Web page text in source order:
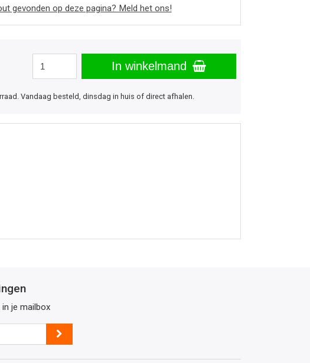
gevonden op deze pagina? Meld het ons!
In winkelmand
Vandaag besteld, dinsdag in huis of direct afhalen.
je mailbox